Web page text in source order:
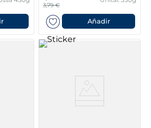
3,79 €
Añadir